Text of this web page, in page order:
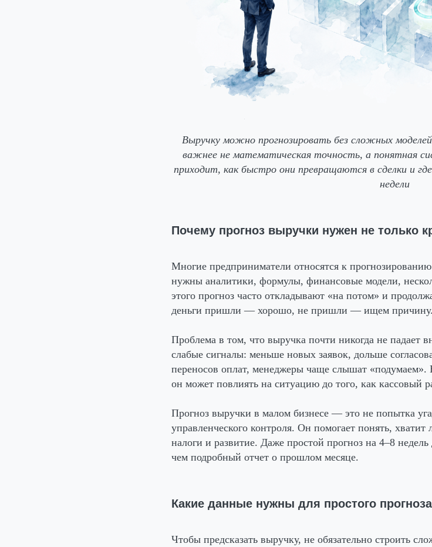
Выручку можно прогнозировать без сложных
важнее не математическая точность, а понятная
приходит, как быстро они превращаются в сделки и
недели
Почему прогноз выручки нужен не только
Многие предприниматели относятся к
нужны аналитики, формулы, финансовые модели,
этого прогноз часто откладывают «на потом» и
деньги пришли — хорошо, не пришли — ищем причину.
Проблема в том, что выручка почти никогда не падает
слабые сигналы: меньше новых заявок, дольше
переносов оплат, менеджеры чаще слышат «подумаем».
он может повлиять на ситуацию до того, как кассовый
Прогноз выручки в малом бизнесе — это не попытка
управленческого контроля. Он помогает понять, хватит
налоги и развитие. Даже простой прогноз на 4–8
чем подробный отчет о прошлом месяце.
Какие данные нужны для простого
Чтобы предсказать выручку, не обязательно строить